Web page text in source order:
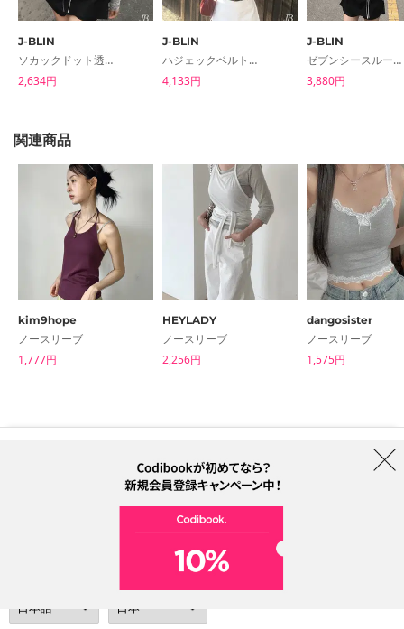
J-BLIN
ソカックドット透け素材ノースリーブブラウス
2,634円
J-BLIN
ハジェックベルトミニスカートパンツスカート
4,133円
J-BLIN
ゼブンシースルー長袖肌見せテンペアディガン
3,880円
関連商品
kim9hope
ノースリーブ
1,777円
HEYLADY
ノースリーブ
2,256円
dangosister
ノースリーブ
1,575円
配送について
電話番号：05068838012 (月-金 1PM ~ 5PM)
電子メールアドレス：help@codibook.net
所在地：A-301, 114, Gasan digital 2-ro, Geumcheon-gu, Seoul